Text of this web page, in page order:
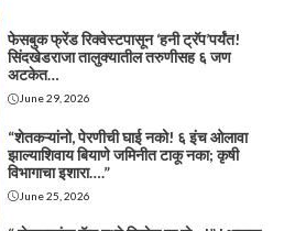
फेसबुक फ्रेंड रिक्वेस्टपासून ‘हनी ट्रॅप’पर्यंत!
सिंदखेडराजा तालुक्यातील तरुणीसह ६ जण
अटकेत…
June 29, 2026
“शेतकऱ्यांनो, पेरणीची घाई नको! ६ इंच ओलावा
झाल्याशिवाय बियाणे जमिनीत टाकू नका; कृषी
विभागाचा इशारा….”
June 25, 2026